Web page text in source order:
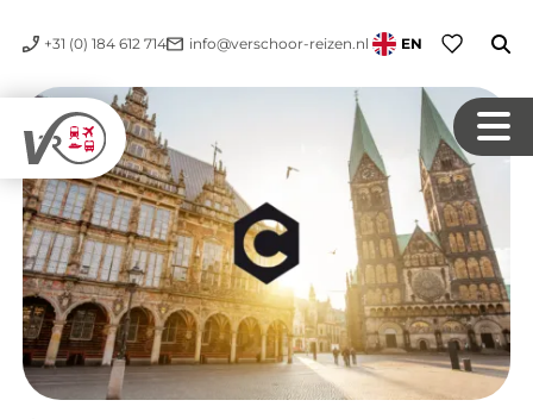
+31 (0) 184 612 714 info@verschoor-reizen.nl EN